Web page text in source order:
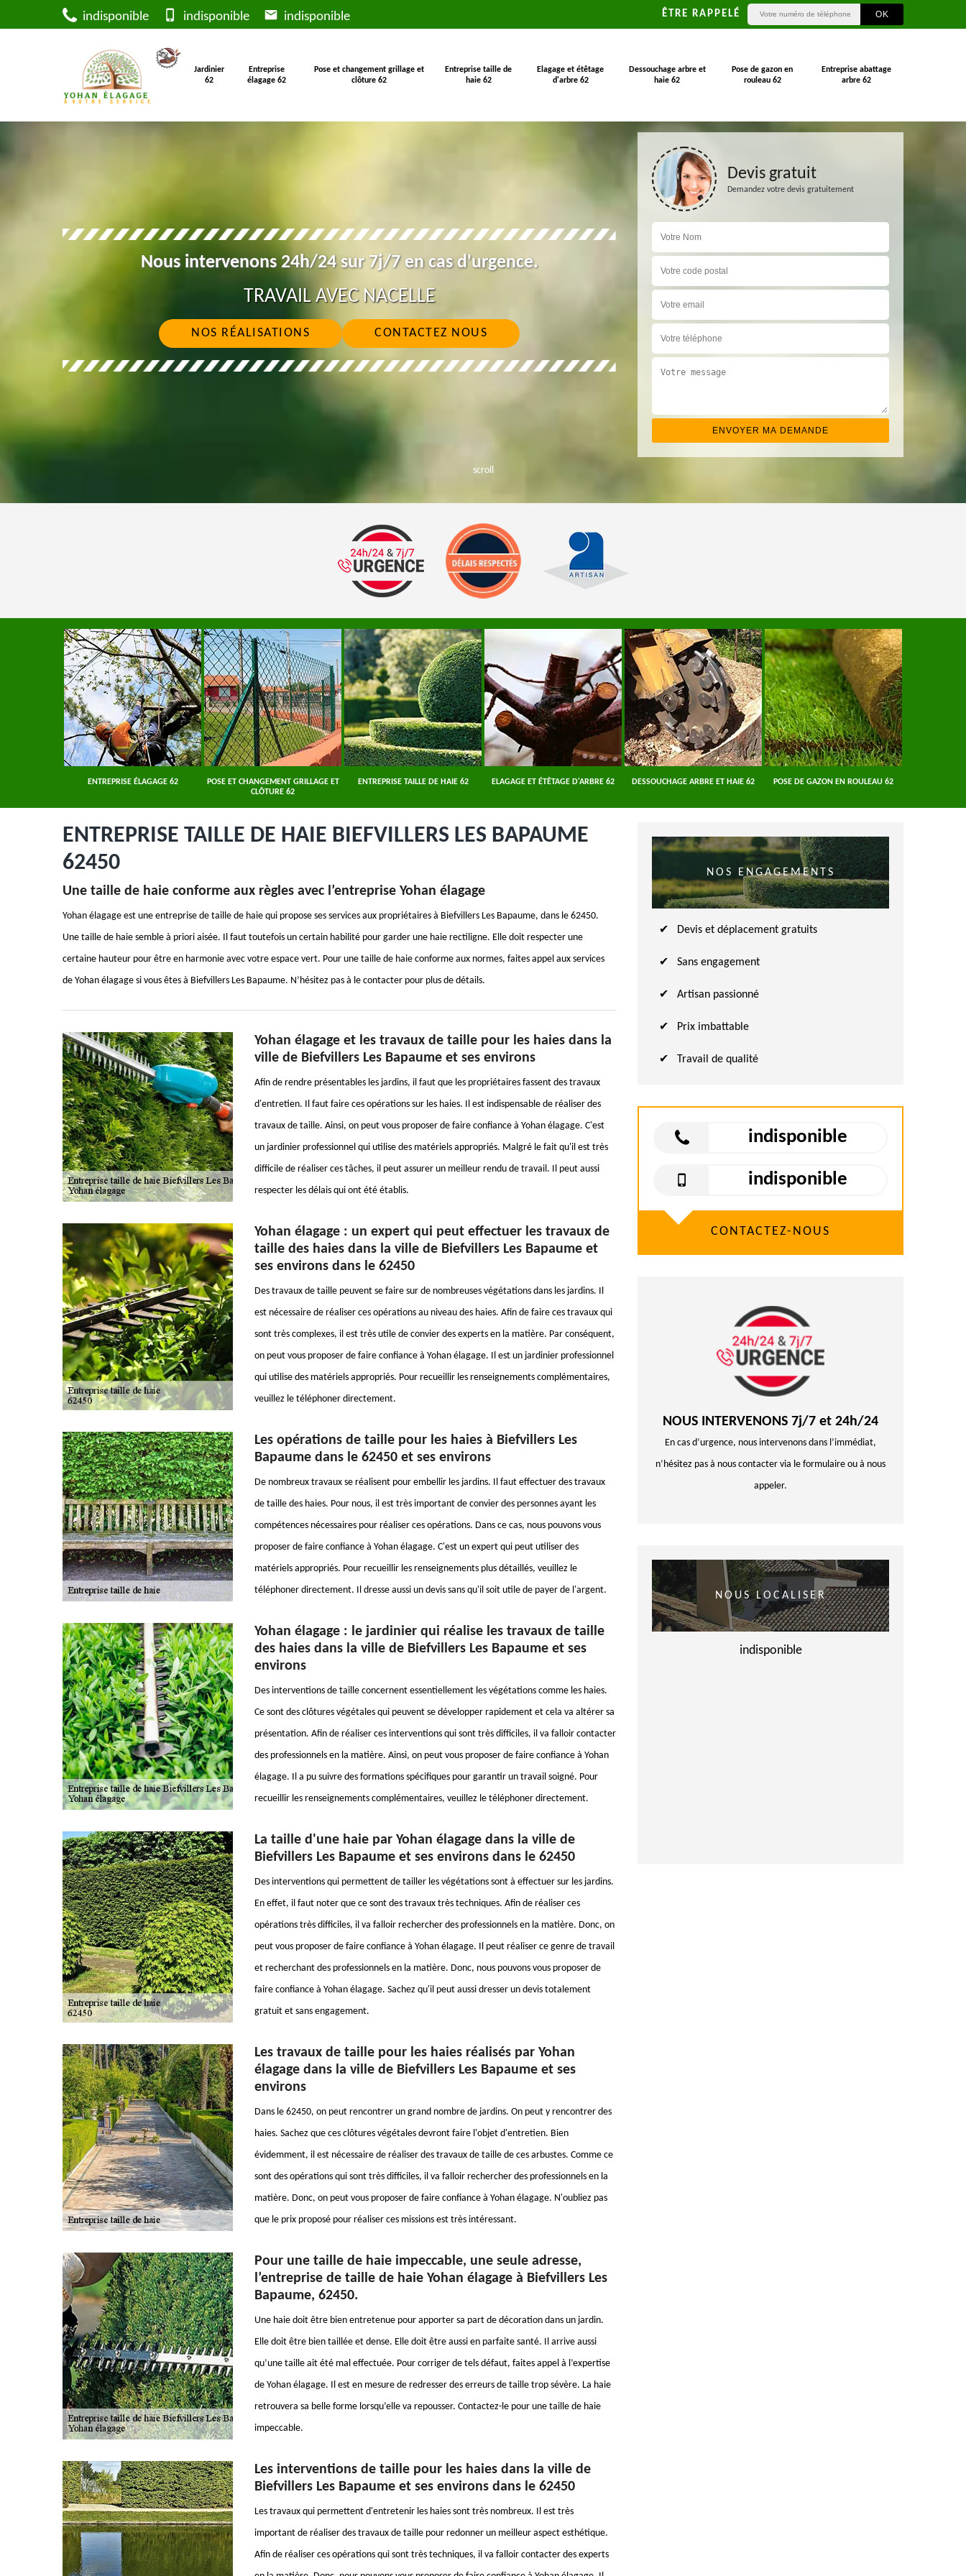
indisponible indisponible indisponible ÊTRE RAPPELÉ
Jardinier
62
Entreprise
élagage 62
Pose et changement grillage et
clôture 62
Entreprise taille de
haie 62
Elagage et étêtage
d'arbre 62
Dessouchage arbre et
haie 62
Pose de gazon en
rouleau 62
Entreprise abattage
arbre 62
scroll
Nous intervenons 24h/24 sur 7j/7 en cas d'urgence.
TRAVAIL AVEC NACELLE
NOS RÉALISATIONS CONTACTEZ NOUS
Devis gratuit
Demandez votre devis gratuitement
ENTREPRISE ÉLAGAGE 62
POSE ET CHANGEMENT GRILLAGE ET
CLÔTURE 62
ENTREPRISE TAILLE DE HAIE 62 ELAGAGE ET ÉTÊTAGE D'ARBRE 62 DESSOUCHAGE ARBRE ET HAIE 62 POSE DE GAZON EN ROULEAU 62
ENTREPRISE TAILLE DE HAIE BIEFVILLERS LES BAPAUME
62450
Une taille de haie conforme aux règles avec l’entreprise Yohan élagage
Yohan élagage est une entreprise de taille de haie qui propose ses services aux propriétaires à Biefvillers Les Bapaume, dans le 62450.
Une taille de haie semble à priori aisée. Il faut toutefois un certain habilité pour garder une haie rectiligne. Elle doit respecter une
certaine hauteur pour être en harmonie avec votre espace vert. Pour une taille de haie conforme aux normes, faites appel aux services
de Yohan élagage si vous êtes à Biefvillers Les Bapaume. N’hésitez pas à le contacter pour plus de détails.
Yohan élagage et les travaux de taille pour les haies dans la
ville de Biefvillers Les Bapaume et ses environs
Afin de rendre présentables les jardins, il faut que les propriétaires fassent des travaux
d'entretien. Il faut faire ces opérations sur les haies. Il est indispensable de réaliser des
travaux de taille. Ainsi, on peut vous proposer de faire confiance à Yohan élagage. C'est
un jardinier professionnel qui utilise des matériels appropriés. Malgré le fait qu'il est très
difficile de réaliser ces tâches, il peut assurer un meilleur rendu de travail. Il peut aussi
respecter les délais qui ont été établis.
Yohan élagage : un expert qui peut effectuer les travaux de
taille des haies dans la ville de Biefvillers Les Bapaume et
ses environs dans le 62450
Des travaux de taille peuvent se faire sur de nombreuses végétations dans les jardins. Il
est nécessaire de réaliser ces opérations au niveau des haies. Afin de faire ces travaux qui
sont très complexes, il est très utile de convier des experts en la matière. Par conséquent,
on peut vous proposer de faire confiance à Yohan élagage. Il est un jardinier professionnel
qui utilise des matériels appropriés. Pour recueillir les renseignements complémentaires,
veuillez le téléphoner directement.
Les opérations de taille pour les haies à Biefvillers Les
Bapaume dans le 62450 et ses environs
De nombreux travaux se réalisent pour embellir les jardins. Il faut effectuer des travaux
de taille des haies. Pour nous, il est très important de convier des personnes ayant les
compétences nécessaires pour réaliser ces opérations. Dans ce cas, nous pouvons vous
proposer de faire confiance à Yohan élagage. C'est un expert qui peut utiliser des
matériels appropriés. Pour recueillir les renseignements plus détaillés, veuillez le
téléphoner directement. Il dresse aussi un devis sans qu'il soit utile de payer de l'argent.
Yohan élagage : le jardinier qui réalise les travaux de taille
des haies dans la ville de Biefvillers Les Bapaume et ses
environs
Des interventions de taille concernent essentiellement les végétations comme les haies.
Ce sont des clôtures végétales qui peuvent se développer rapidement et cela va altérer sa
présentation. Afin de réaliser ces interventions qui sont très difficiles, il va falloir contacter
des professionnels en la matière. Ainsi, on peut vous proposer de faire confiance à Yohan
élagage. Il a pu suivre des formations spécifiques pour garantir un travail soigné. Pour
recueillir les renseignements complémentaires, veuillez le téléphoner directement.
La taille d'une haie par Yohan élagage dans la ville de
Biefvillers Les Bapaume et ses environs dans le 62450
Des interventions qui permettent de tailler les végétations sont à effectuer sur les jardins.
En effet, il faut noter que ce sont des travaux très techniques. Afin de réaliser ces
opérations très difficiles, il va falloir rechercher des professionnels en la matière. Donc, on
peut vous proposer de faire confiance à Yohan élagage. Il peut réaliser ce genre de travail
et recherchant des professionnels en la matière. Donc, nous pouvons vous proposer de
faire confiance à Yohan élagage. Sachez qu'il peut aussi dresser un devis totalement
gratuit et sans engagement.
Les travaux de taille pour les haies réalisés par Yohan
élagage dans la ville de Biefvillers Les Bapaume et ses
environs
Dans le 62450, on peut rencontrer un grand nombre de jardins. On peut y rencontrer des
haies. Sachez que ces clôtures végétales devront faire l'objet d'entretien. Bien
évidemment, il est nécessaire de réaliser des travaux de taille de ces arbustes. Comme ce
sont des opérations qui sont très difficiles, il va falloir rechercher des professionnels en la
matière. Donc, on peut vous proposer de faire confiance à Yohan élagage. N'oubliez pas
que le prix proposé pour réaliser ces missions est très intéressant.
Pour une taille de haie impeccable, une seule adresse,
l’entreprise de taille de haie Yohan élagage à Biefvillers Les
Bapaume, 62450.
Une haie doit être bien entretenue pour apporter sa part de décoration dans un jardin.
Elle doit être bien taillée et dense. Elle doit être aussi en parfaite santé. Il arrive aussi
qu’une taille ait été mal effectuée. Pour corriger de tels défaut, faites appel à l’expertise
de Yohan élagage. Il est en mesure de redresser des erreurs de taille trop sévère. La haie
retrouvera sa belle forme lorsqu’elle va repousser. Contactez-le pour une taille de haie
impeccable.
Les interventions de taille pour les haies dans la ville de
Biefvillers Les Bapaume et ses environs dans le 62450
Les travaux qui permettent d'entretenir les haies sont très nombreux. Il est très
important de réaliser des travaux de taille pour redonner un meilleur aspect esthétique.
Afin de réaliser ces opérations qui sont très techniques, il va falloir contacter des experts
NOS ENGAGEMENTS
Devis et déplacement gratuits
Sans engagement
Artisan passionné
Prix imbattable
Travail de qualité
indisponible
indisponible
CONTACTEZ-NOUS
NOUS INTERVENONS 7j/7 et 24h/24
En cas d’urgence, nous intervenons dans l’immédiat,
n’hésitez pas à nous contacter via le formulaire ou à nous
appeler.
NOUS LOCALISER
indisponible